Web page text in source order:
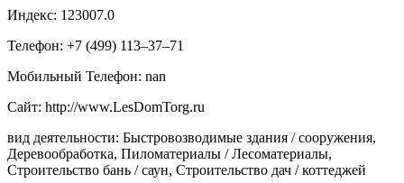
Индекс: 123007.0
Телефон: +7 (499) 113‒37‒71
Мобильный Телефон: nan
Сайт: http://www.LesDomTorg.ru
вид деятельности: Быстровозводимые здания / сооружения,
Деревообработка, Пиломатериалы / Лесоматериалы,
Строительство бань / саун, Строительство дач / коттеджей